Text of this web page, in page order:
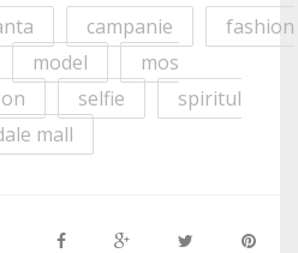
campanie
fashion
model
mos
selfie
spiritul
mall